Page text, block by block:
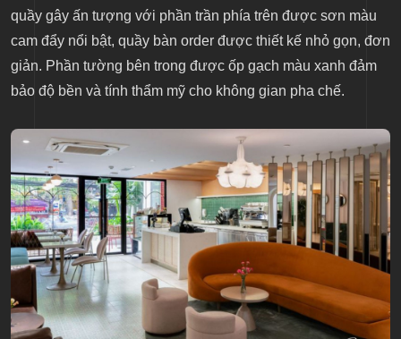
quầy gây ấn tượng với phần trần phía trên được sơn màu
cam đẩy nổi bật, quầy bàn order được thiết kế nhỏ gọn, đơn
giản. Phần tường bên trong được ốp gạch màu xanh đảm
bảo độ bền và tính thẩm mỹ cho không gian pha chế.